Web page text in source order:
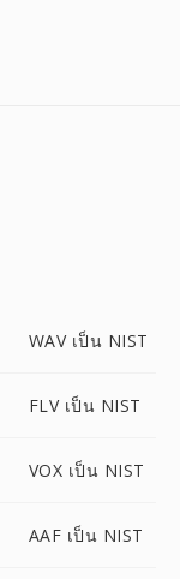
WAV เป็น NIST
FLV เป็น NIST
VOX เป็น NIST
AAF เป็น NIST